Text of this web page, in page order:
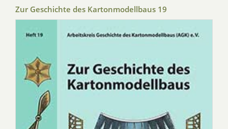
Zur Geschichte des Kartonmodellbaus 19